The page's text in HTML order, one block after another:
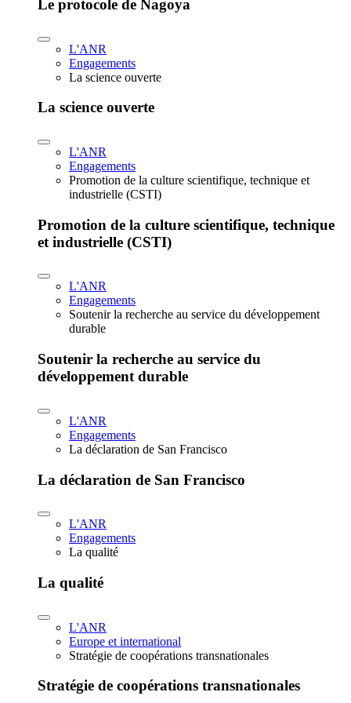
Le protocole de Nagoya
L'ANR
Engagements
La science ouverte
La science ouverte
L'ANR
Engagements
Promotion de la culture scientifique, technique et
industrielle (CSTI)
Promotion de la culture scientifique, technique
et industrielle (CSTI)
L'ANR
Engagements
Soutenir la recherche au service du développement
durable
Soutenir la recherche au service du
développement durable
L'ANR
Engagements
La déclaration de San Francisco
La déclaration de San Francisco
L'ANR
Engagements
La qualité
La qualité
L'ANR
Europe et international
Stratégie de coopérations transnationales
Stratégie de coopérations transnationales